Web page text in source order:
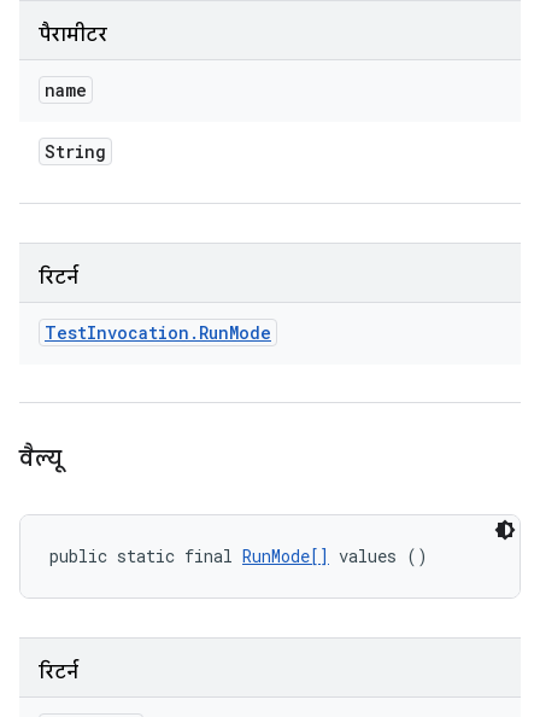
पैरामीटर
name
String
रिटर्न
TestInvocation . RunMode
वैल्यू
public static final RunMode[] values ()
रिटर्न